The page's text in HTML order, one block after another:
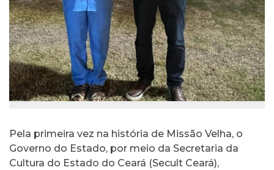
Pela primeira vez na história de Missão Velha, o
Governo do Estado, por meio da Secretaria da
Cultura do Estado do Ceará (Secult Ceará),